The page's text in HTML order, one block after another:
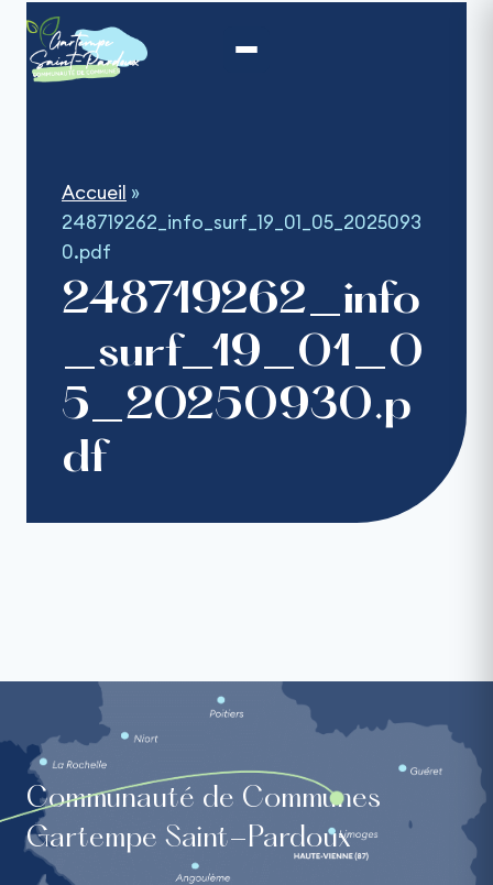
contenu
Accueil »
248719262_info_surf_19_01_05_2025093
0.pdf
248719262_info
_surf_19_01_0
5_20250930.p
df
Communauté de Communes
Gartempe Saint-Pardoux